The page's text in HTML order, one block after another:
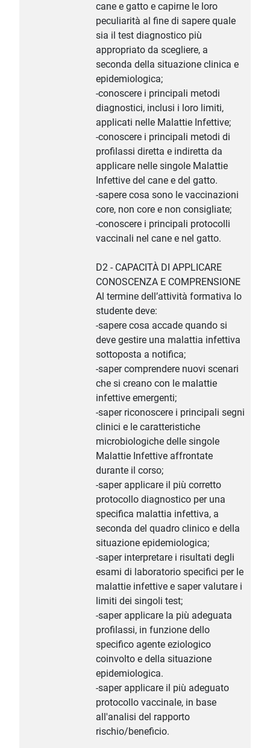
cane e gatto e capirne le loro
peculiarità al fine di sapere quale
sia il test diagnostico più
appropriato da scegliere, a
seconda della situazione clinica e
epidemiologica;
-conoscere i principali metodi
diagnostici, inclusi i loro limiti,
applicati nelle Malattie Infettive;
-conoscere i principali metodi di
profilassi diretta e indiretta da
applicare nelle singole Malattie
Infettive del cane e del gatto.
-sapere cosa sono le vaccinazioni
core, non core e non consigliate;
-conoscere i principali protocolli
vaccinali nel cane e nel gatto.
D2 - CAPACITÀ DI APPLICARE
CONOSCENZA E COMPRENSIONE
Al termine dell’attività formativa lo
studente deve:
-sapere cosa accade quando si
deve gestire una malattia infettiva
sottoposta a notifica;
-saper comprendere nuovi scenari
che si creano con le malattie
infettive emergenti;
-saper riconoscere i principali segni
clinici e le caratteristiche
microbiologiche delle singole
Malattie Infettive affrontate
durante il corso;
-saper applicare il più corretto
protocollo diagnostico per una
specifica malattia infettiva, a
seconda del quadro clinico e della
situazione epidemiologica;
-saper interpretare i risultati degli
esami di laboratorio specifici per le
malattie infettive e saper valutare i
limiti dei singoli test;
-saper applicare la più adeguata
profilassi, in funzione dello
specifico agente eziologico
coinvolto e della situazione
epidemiologica.
-saper applicare il più adeguato
protocollo vaccinale, in base
all'analisi del rapporto
rischio/beneficio.